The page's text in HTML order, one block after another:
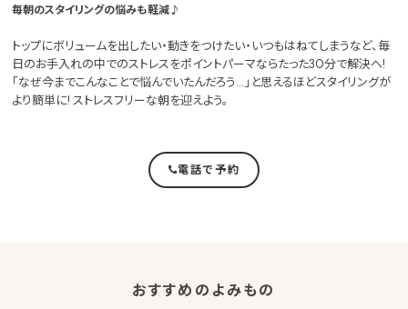
毎朝のスタイリングの悩みも軽減♪
トップにボリュームを出したい・動きをつけたい・いつもはねてしまうなど、毎
日のお手入れの中でのストレスをポイントパーマならたった30分で解決へ!
「なぜ今までこんなことで悩んでいたんだろう…」と思えるほどスタイリングが
より簡単に! ストレスフリーな朝を迎えよう。
電話で予約
おすすめのよみもの